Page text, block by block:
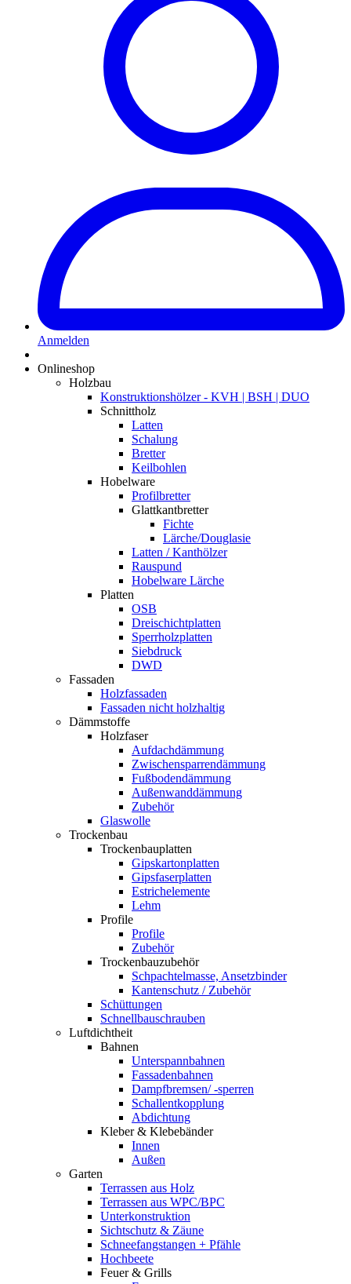
Anmelden
Onlineshop
Holzbau
Konstruktionshölzer - KVH | BSH | DUO
Schnittholz
Latten
Schalung
Bretter
Keilbohlen
Hobelware
Profilbretter
Glattkantbretter
Fichte
Lärche/Douglasie
Latten / Kanthölzer
Rauspund
Hobelware Lärche
Platten
OSB
Dreischichtplatten
Sperrholzplatten
Siebdruck
DWD
Fassaden
Holzfassaden
Fassaden nicht holzhaltig
Dämmstoffe
Holzfaser
Aufdachdämmung
Zwischensparrendämmung
Fußbodendämmung
Außenwanddämmung
Zubehör
Glaswolle
Trockenbau
Trockenbauplatten
Gipskartonplatten
Gipsfaserplatten
Estrichelemente
Lehm
Profile
Profile
Zubehör
Trockenbauzubehör
Schpachtelmasse, Ansetzbinder
Kantenschutz / Zubehör
Schüttungen
Schnellbauschrauben
Luftdichtheit
Bahnen
Unterspannbahnen
Fassadenbahnen
Dampfbremsen/ -sperren
Schallentkopplung
Abdichtung
Kleber & Klebebänder
Innen
Außen
Garten
Terrassen aus Holz
Terrassen aus WPC/BPC
Unterkonstruktion
Sichtschutz & Zäune
Schneefangstangen + Pfähle
Hochbeete
Feuer & Grills